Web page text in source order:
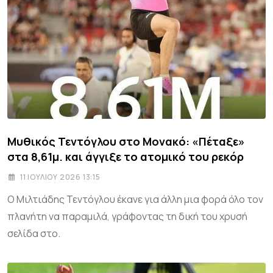
Μυθικός Τεντόγλου στο Μονακό: «Πέταξε»
στα 8,61μ. και άγγιξε το ατομικό του ρεκόρ
11 ΙΟΥΛΊΟΥ 2026 13:15
Ο Μιλτιάδης Τεντόγλου έκανε για άλλη μια φορά όλο τον
πλανήτη να παραμιλά, γράφοντας τη δική του χρυσή
σελίδα στο.